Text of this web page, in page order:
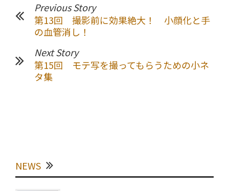
Previous Story
第13回 撮影前に効果絶大！ 小顔化と手
の血管消し！
Next Story
第15回 モテ写を撮ってもらうための小ネ
タ集
NEWS